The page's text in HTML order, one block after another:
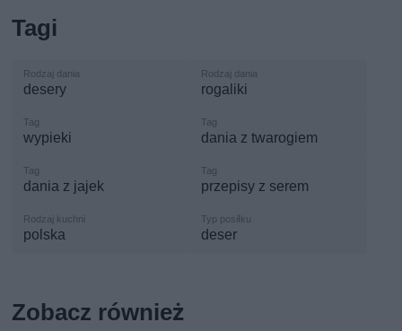
Tagi
desery rogaliki
wypieki dania z twarogiem
dania z jajek przepisy z serem
polska deser
Zobacz również